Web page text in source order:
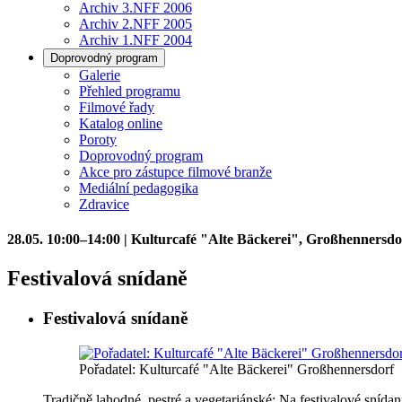
Archiv 3.NFF 2006
Archiv 2.NFF 2005
Archiv 1.NFF 2004
Doprovodný program
Galerie
Přehled programu
Filmové řady
Katalog online
Poroty
Doprovodný program
Akce pro zástupce filmové branže
Mediální pedagogika
Zdravice
28.05. 10:00–14:00 | Kulturcafé "Alte Bäckerei",
Festivalová snídaně
Festivalová snídaně
Pořadatel: Kulturcafé "Alte Bäckerei" Großhennersdorf